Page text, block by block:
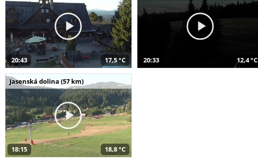
20:43 17,5 °C 20:33 12,4 °C
Jasenská dolina (57 km)
18:15 18,8 °C